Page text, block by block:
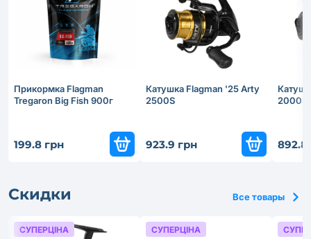
Прикормка Flagman
Tregaron Big Fish 900г
199.8 грн
Катушка Flagman '25 Arty
2500S
923.9 грн
2000S
892.8
Скидки Все товары
СУПЕРЦІНА СУПЕРЦІНА